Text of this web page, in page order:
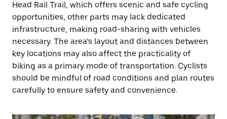
Head Rail Trail, which offers scenic and safe cycling
opportunities, other parts may lack dedicated
infrastructure, making road-sharing with vehicles
necessary. The area’s layout and distances between
key locations may also affect the practicality of
biking as a primary mode of transportation. Cyclists
should be mindful of road conditions and plan routes
carefully to ensure safety and convenience.